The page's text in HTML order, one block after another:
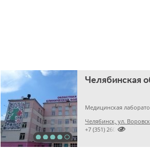
Медицинская
Челябинск, ул.

+7 (351) 2609824